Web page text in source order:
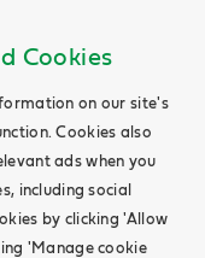
Cookies
on our site's
Cookies also
ads when you
including social
by clicking 'Allow
'Manage cookie